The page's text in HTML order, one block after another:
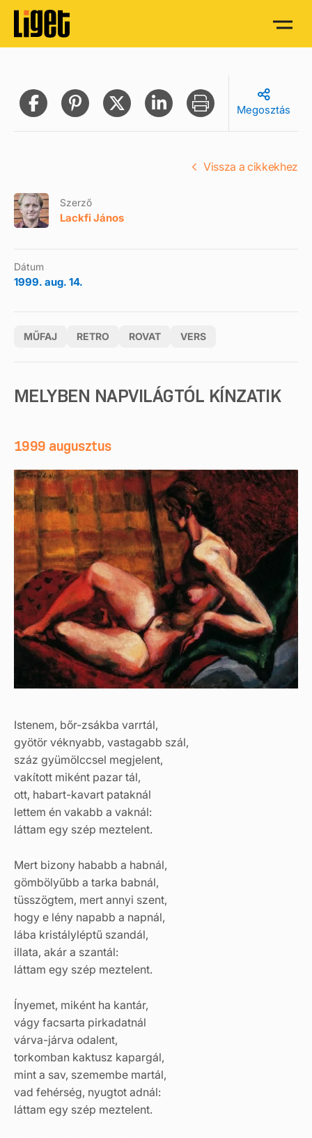
Megosztás
Szerző
Lackfi János
Dátum
1999. aug. 14.
MŰFAJ RETRO ROVAT VERS
Vissza a cikkekhez
MELYBEN NAPVILÁGTÓL KÍNZATIK
1999 augusztus
Istenem, bőr-zsákba varrtál,
gyötör véknyabb, vastagabb szál,
száz gyümölccsel megjelent,
vakított miként pazar tál,
ott, habart-kavart pataknál
lettem én vakabb a vaknál:
láttam egy szép meztelent.
Mert bizony hababb a habnál,
gömbölyűbb a tarka babnál,
tüsszögtem, mert annyi szent,
hogy e lény napabb a napnál,
lába kristályléptű szandál,
illata, akár a szantál:
láttam egy szép meztelent.
Ínyemet, miként ha kantár,
vágy facsarta pirkadatnál
várva-járva odalent,
torkomban kaktusz kapargál,
mint a sav, szemembe martál,
vad fehérség, nyugtot adnál:
láttam egy szép meztelent.